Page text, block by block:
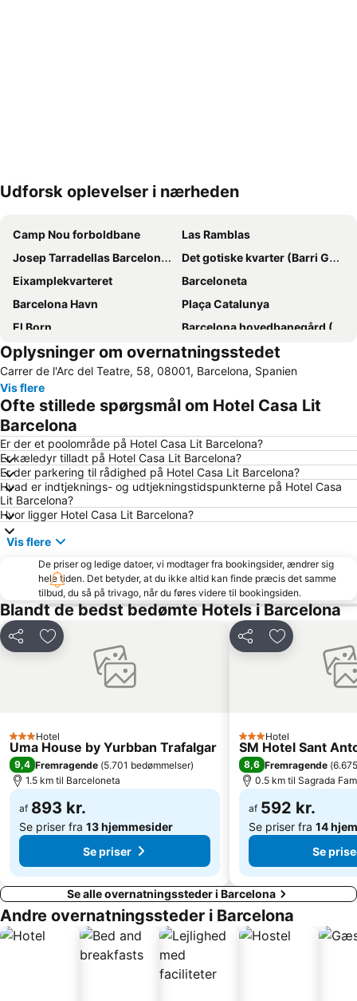
Udvid kort
Udforsk oplevelser i nærheden
Camp Nou forboldbane
Las Ramblas
Josep Tarradellas Barcelona–El Prat Airport
Det gotiske kvarter (Barri Gòtic)
Eixamplekvarteret
Barceloneta
Barcelona Havn
Plaça Catalunya
El Born
Barcelona hovedbanegård (Sants)
Gràcia
Rambla de Catalunya
Del Born
Barceloneta
Sagrada Familia kirken
Den gamle by (Ciutat Vella)
El Poblenou
Sitgesstranden
Fira Barcelona messecenter
El Raval
Badalona Port
Bercelona Katedral
Plaça d'Espanya
Aire de Barcelona
Sants
Plaza Catalunya
Barcelona Sants Metro Station
Barcelona universitet
Estadio Cornellà-El Prat
El Poble-sec
Estació de Plaça Catalunya
Diagonal Mar i el Front Marítim del Poblenou
Barcelona Shopping Line
Barrio de Les Corts
Rambla del Poblenou
Parc del Fórum
La Dreta de l'Eixample
L'Antiga Esquerra de l'Eixample
Det olympiske stadion
Casino de Barcelona
Sant Martí
Gaudí
Mercado de la Barceloneta
Oplysninger om overnatningsstedet
Carrer de l'Arc del Teatre, 58, 08001, Barcelona, Spanien
Vis flere
Ofte stillede spørgsmål om Hotel Casa Lit
Barcelona
Er der et poolområde på Hotel Casa Lit Barcelona?
Er kæledyr tilladt på Hotel Casa Lit Barcelona?
Er der parkering til rådighed på Hotel Casa Lit Barcelona?
Hvad er indtjeknings- og udtjekningstidspunkterne på Hotel Casa
Lit Barcelona?
Hvor ligger Hotel Casa Lit Barcelona?
Vis flere
De priser og ledige datoer, vi modtager fra bookingsider, ændrer sig
hele tiden. Det betyder, at du ikke altid kan finde præcis det samme
tilbud, du så på trivago, når du føres videre til bookingsiden.
Blandt de bedst bedømte Hotels i Barcelona
Del Føj til favoritter
3 Stjerner
Hotel
Uma House by Yurbban Trafalgar
9,4 Fremragende (5.701 bedømmelser)
1.5 km til Barceloneta
af 893 kr.
Se priser fra 13 hjemmesider
Se priser
Del Føj til
3 Stjerner
Hotel
SM Hotel Sant
8,6 Fremragende (
0.5 km til Sagrada
af 592 kr.
Se priser fra 14
Se
Se alle overnatningssteder i Barcelona
Andre overnatningssteder i Barcelona